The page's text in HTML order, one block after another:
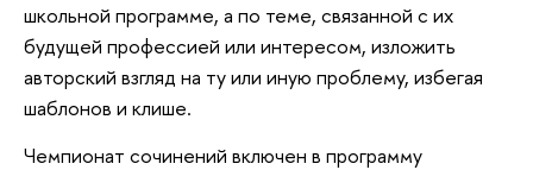
школьной программе, а по теме, связанной с их
будущей профессией или интересом, изложить
авторский взгляд на ту или иную проблему, избегая
шаблонов и клише.
Чемпионат сочинений включен в программу